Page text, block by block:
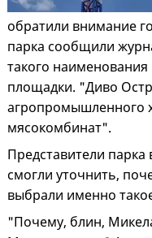
обратили внимание
парка сообщили
такого
площадки. "Диво
агропромышленного
мясокомбинат".
Представители
смогли уточнить,
выбрали именно
"Почему, блин,